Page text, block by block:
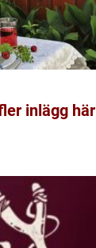
inlägg här